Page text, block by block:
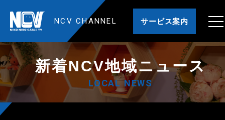
NCV CHANNEL サービス案内
新着NCV地域ニュース
LOCAL NEWS